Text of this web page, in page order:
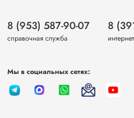
8 (953) 587-90-07
справочная служба
8
Мы в социальных сетях: